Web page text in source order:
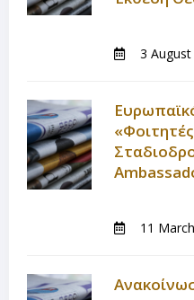
3 August
11